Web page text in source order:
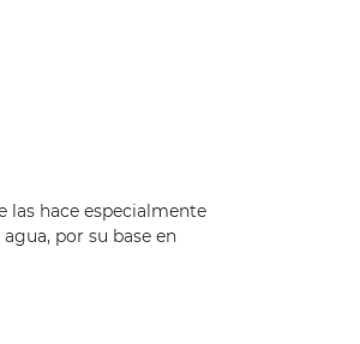
hace especialmente
por su base en